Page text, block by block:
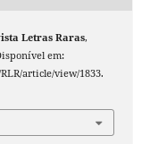
Letras Raras,
em:
article/view/1833.